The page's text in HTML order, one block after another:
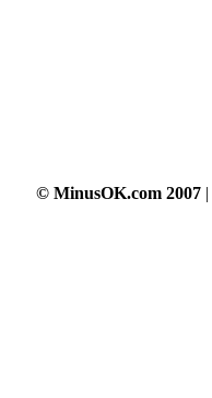
© MinusOK.com 2007 |